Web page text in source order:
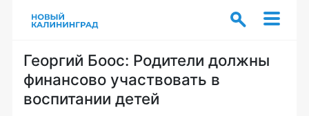
Георгий Боос: Родители должны
финансово участвовать в
воспитании детей